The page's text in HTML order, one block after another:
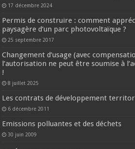
17 décembre 2024
Permis de construire : comment
paysagère d’un parc photovoltaïque ?
25 septembre 2017
Changement d’usage (avec
l’autorisation ne peut être soumise à
!
8 juillet 2025
Les contrats de développement
6 décembre 2011
Emissions polluantes et des déchets
30 juin 2009